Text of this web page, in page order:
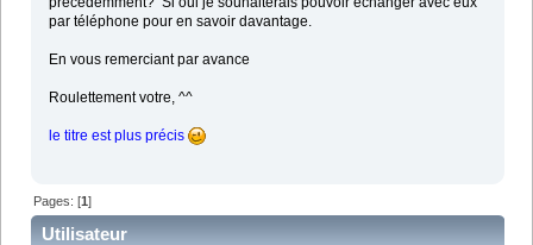
par téléphone pour en savoir davantage.
En vous remerciant par avance
Roulettement votre, ^^
le titre est plus précis
Pages: [1]
Utilisateur